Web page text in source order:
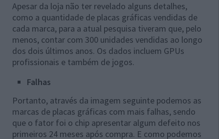
Apesar da loja não ter revelado alguns detalhes,
como a quantidade de placas gráficas vendidas de
cada marca, para a atual pesquisa tiveram que, pelo
menos, contar com 300 unidades vendidas ao longo
dos dois últimos anos. Os dados incluem GPUs
profissionais e também de jogos.
Falhas
Portanto, através da imagem seguinte podemos as
marcas de placas gráficas com mais falhas, sendo
que o fator foi o chip apresentar algum defeito nos
primeiros 24 meses após compra. E como podemos